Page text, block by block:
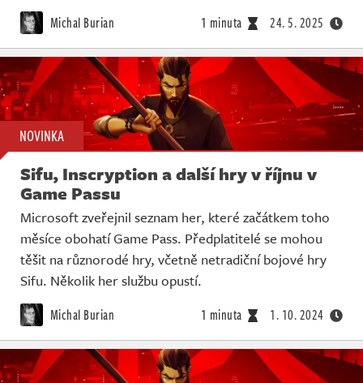
Michal Burian 1 minuta 24. 5. 2025
NOVINKA
Sifu, Inscryption a další hry v říjnu v
Game Passu
Microsoft zveřejnil seznam her, které začátkem toho
měsíce obohatí Game Pass. Předplatitelé se mohou
těšit na různorodé hry, včetně netradiční bojové hry
Sifu. Několik her službu opustí.
Michal Burian 1 minuta 1. 10. 2024